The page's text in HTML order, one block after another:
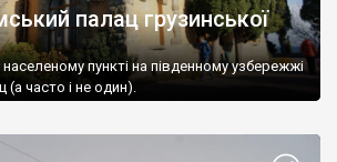
палац грузинської
пункті на південному узбережжі
(а часто і не один).